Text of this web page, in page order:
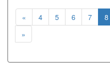
« 4 5 6 7 8
»